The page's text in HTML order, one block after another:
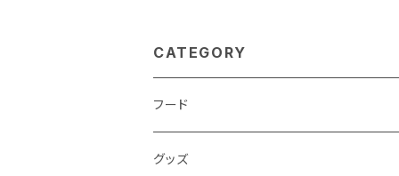
CATEGORY
フード
ドライフード
グッズ